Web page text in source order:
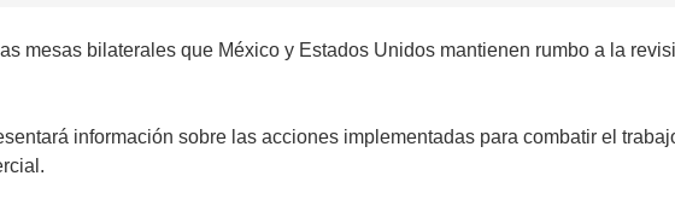
mesas bilaterales que México y Estados Unidos mantienen rumbo a la
información sobre las acciones implementadas para combatir el